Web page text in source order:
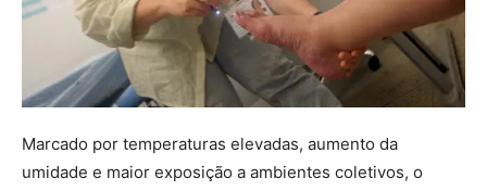
Marcado por temperaturas elevadas, aumento da
umidade e maior exposição a ambientes coletivos, o